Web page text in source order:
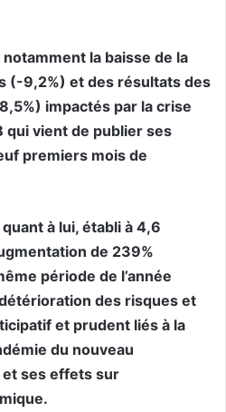
la baisse de la
(-9,2%) et des résultats des
impactés par la crise
qui vient de publier ses
premiers mois de
à lui, établi à 4,6
de 239%
période de l’année
des risques et
et prudent liés à la
du nouveau
ses effets sur